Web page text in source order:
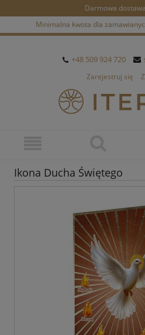
Darmowa
Minimalna kwota dla
+48 509 924 720
Zarejestruj się
Ikona Ducha Świętego